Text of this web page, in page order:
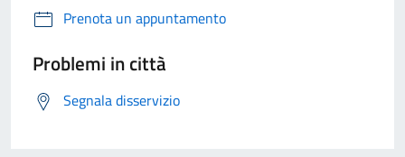
Prenota un appuntamento
Problemi in città
Segnala disservizio